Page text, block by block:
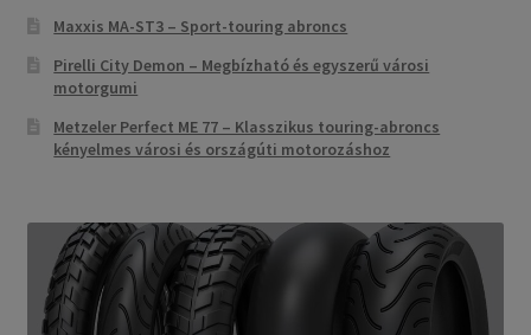
Maxxis MA-ST3 – Sport-touring abroncs
Pirelli City Demon – Megbízható és egyszerű városi
motorgumi
Metzeler Perfect ME 77 – Klasszikus touring-abroncs
kényelmes városi és országúti motorozáshoz